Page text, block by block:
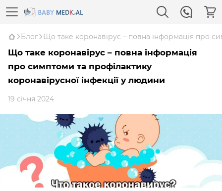
Блог Що таке коронавірус – повна інформація про
Що таке коронавірус – повна інформація
про симптоми та профілактику
коронавірусної інфекції у людини
19 січня 2024